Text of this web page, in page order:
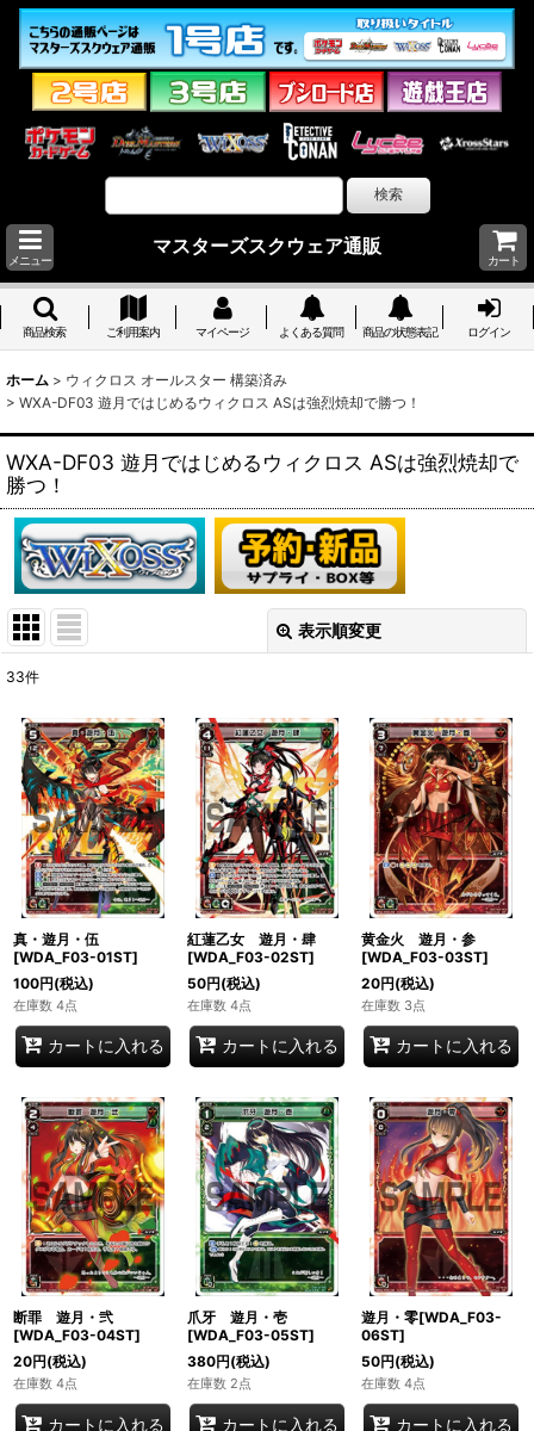
メニュー
マスターズスクウェア通販
カート
商品検索 ご利用案内 マイページ よくある質問 商品の状態表記 ログイン
ホーム > ウィクロス オールスター 構築済み
> WXA-DF03 遊月ではじめるウィクロス ASは強烈焼却で勝つ！
WXA-DF03 遊月ではじめるウィクロス ASは強烈焼却で
勝つ！
表示順変更
在庫あり
並び順:
絞り込む
33件
真・遊月・伍
[WDA_F03-01ST]
100円(税込)
在庫数 4点
カートに入れる
紅蓮乙女 遊月・肆
[WDA_F03-02ST]
50円(税込)
在庫数 4点
カートに入れる
黄金火 遊月・参
[WDA_F03-03ST]
20円(税込)
在庫数 3点
カートに入れる
断罪 遊月・弐
[WDA_F03-04ST]
20円(税込)
在庫数 4点
カートに入れる
爪牙 遊月・壱
[WDA_F03-05ST]
380円(税込)
在庫数 2点
カートに入れる
遊月・零[WDA_F03-
06ST]
50円(税込)
在庫数 4点
カートに入れる